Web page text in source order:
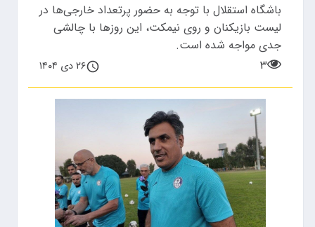
باشگاه استقلال با توجه به حضور پرتعداد خارجی‌ها در
لیست بازیکنان و روی نیمکت، این روزها با چالشی
جدی مواجه شده است.
۳
۲۶ دی ۱۴۰۴